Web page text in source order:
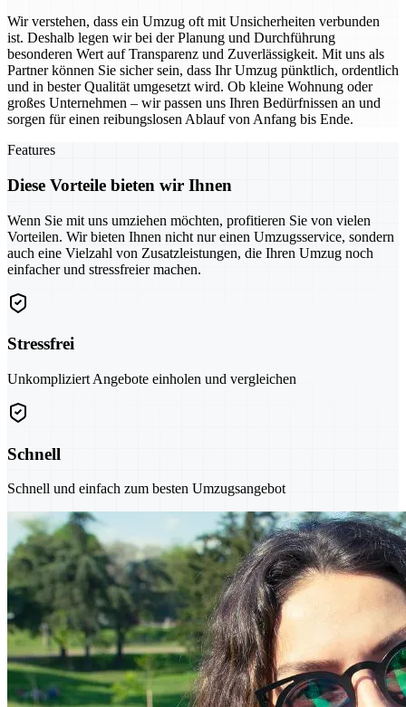
Wir verstehen, dass ein Umzug oft mit Unsicherheiten verbunden
ist. Deshalb legen wir bei der Planung und Durchführung
besonderen Wert auf Transparenz und Zuverlässigkeit. Mit uns als
Partner können Sie sicher sein, dass Ihr Umzug pünktlich, ordentlich
und in bester Qualität umgesetzt wird. Ob kleine Wohnung oder
großes Unternehmen – wir passen uns Ihren Bedürfnissen an und
sorgen für einen reibungslosen Ablauf von Anfang bis Ende.
Features
Diese Vorteile bieten wir Ihnen
Wenn Sie mit uns umziehen möchten, profitieren Sie von vielen
Vorteilen. Wir bieten Ihnen nicht nur einen Umzugsservice, sondern
auch eine Vielzahl von Zusatzleistungen, die Ihren Umzug noch
einfacher und stressfreier machen.
Stressfrei
Unkompliziert Angebote einholen und vergleichen
Schnell
Schnell und einfach zum besten Umzugsangebot